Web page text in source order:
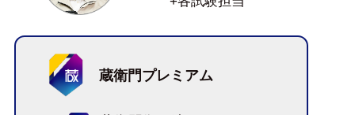
蔵衛門プレミアム